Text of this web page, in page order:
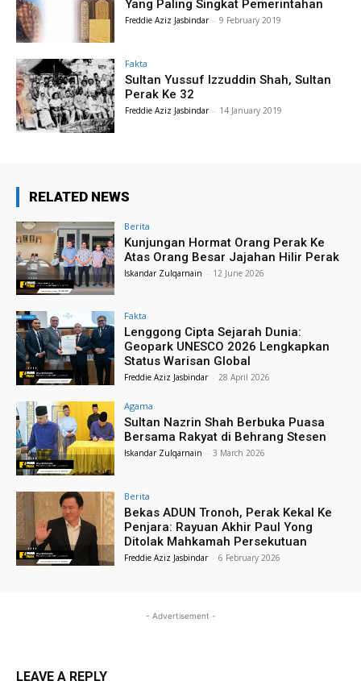
Yang Paling Singkat Pemerintahan
Freddie Aziz Jasbindar - 9 February 2019
Fakta
Sultan Yussuf Izzuddin Shah, Sultan
Perak Ke 32
Freddie Aziz Jasbindar - 14 January 2019
RELATED NEWS
Berita
Kunjungan Hormat Orang Perak Ke
Atas Orang Besar Jajahan Hilir Perak
Iskandar Zulqarnain - 12 June 2026
Fakta
Lenggong Cipta Sejarah Dunia:
Geopark UNESCO 2026 Lengkapkan
Status Warisan Global
Freddie Aziz Jasbindar - 28 April 2026
Agama
Sultan Nazrin Shah Berbuka Puasa
Bersama Rakyat di Behrang Stesen
Iskandar Zulqarnain - 3 March 2026
Berita
Bekas ADUN Tronoh, Perak Kekal Ke
Penjara: Rayuan Akhir Paul Yong
Ditolak Mahkamah Persekutuan
Freddie Aziz Jasbindar - 6 February 2026
- Advertisement -
LEAVE A REPLY